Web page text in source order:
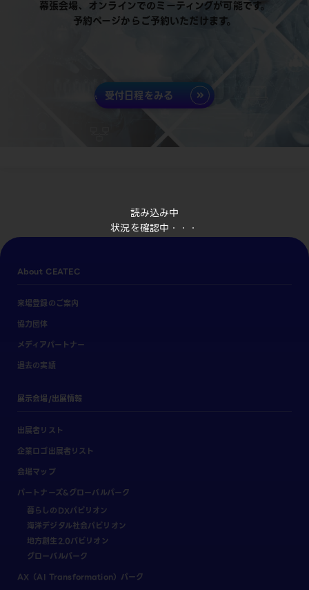
読み込み中
状況を確認中・・・
幕張会場、オンラインでのミーティングが可能です。
予約ページからご予約いただけます。
受付日程をみる
About CEATEC
来場登録のご案内
協力団体
メディアパートナー
過去の実績
展示会場/出展情報
出展者リスト
企業ロゴ出展者リスト
会場マップ
パートナーズ&グローバルパーク
暮らしのDXパビリオン
海洋デジタル社会パビリオン
地方創生2.0パビリオン
グローバルパーク
AX（AI Transformation）パーク